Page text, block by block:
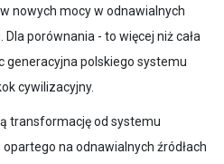
nowych mocy w odnawialnych
porównania - to więcej niż cała
polskiego systemu
cywilizacyjny.
transformację od systemu
na odnawialnych źródłach